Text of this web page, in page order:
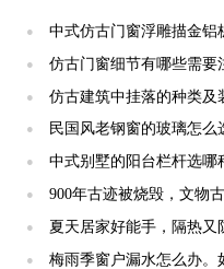
●
中式仿古门窗浮雕描金铝
现代精髓【冠墅阳光】
●
仿古门窗细节有哪些需要
阳光】
● 仿古建筑中挂落的种类及
●
民国风老钢窗的玻璃怎么
更好？【冠墅阳光】
● 中式别墅的阳台栏杆选哪
●
900年古迹被烧毁，文物
次「冠墅阳光」
● 夏天居家好能手，隔热又
●
梅雨季窗户漏水怎么办。